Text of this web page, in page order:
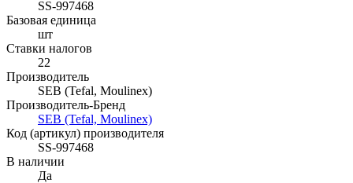
SS-997468
Базовая единица
шт
Ставки налогов
22
Производитель
SEB (Tefal, Moulinex)
Производитель-Бренд
SEB (Tefal, Moulinex)
Код (артикул) производителя
SS-997468
В наличии
Да